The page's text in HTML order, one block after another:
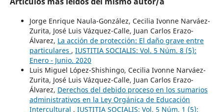
Jorge Enrique Naula-González, Cecilia Ivonne Narváez-
Zurita, José Luis Vázquez-Calle, Juan Carlos Erazo-
Álvarez, La acción de protección: El daño grave entre
particulares , IUSTITIA SOCIALIS: Vol. 5 Núm. 8 (5):
Enero - Junio. 2020
Luis Miguel López-Shishingo, Cecilia Ivonne Narváez-
Zurita, José Luis Vázquez-Calle, Juan Carlos Erazo-
Álvarez, Derechos del debido proceso en los sumarios
administrativos en la Ley Orgánica de Educación
Intercultural , IUSTITIA SOCIALIS: Vol. 5 Núm. 1 (5):